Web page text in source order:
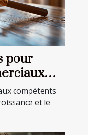
pour
compétents
et le